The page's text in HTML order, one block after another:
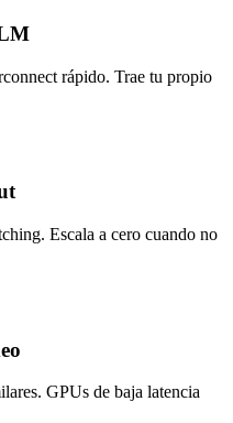
rápido. Trae tu propio
Escala a cero cuando no
GPUs de baja latencia